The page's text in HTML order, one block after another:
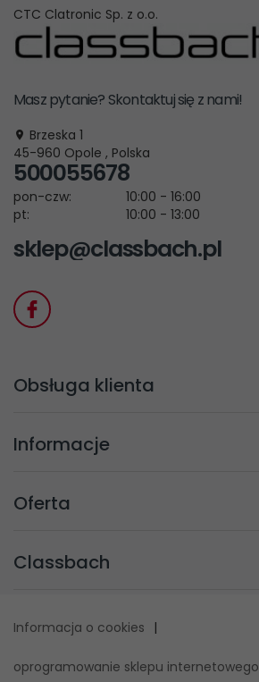
CTC Clatronic Sp. z o.o.
Masz pytanie? Skontaktuj się z nami!
Brzeska 1
45-960 Opole , Polska
500055678
pon-czw:
10:00 - 16:00
pt:
10:00 - 13:00
sklep@classbach.pl
Obsługa klienta
Informacje
Oferta
Classbach
Informacja o cookies |
oprogramowanie sklepu internetowego